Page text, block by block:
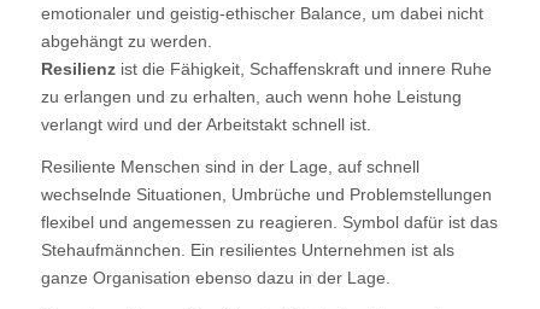
emotionaler und geistig-ethischer Balance, um dabei nicht
abgehängt zu werden.
Resilienzist die Fähigkeit, Schaffenskraft und innere Ruhe
zu erlangen und zu erhalten, auch wenn hohe Leistung
verlangt wird und der Arbeitstakt schnell ist.
Resiliente Menschen sind in der Lage, auf schnell
wechselnde Situationen, Umbrüche und Problemstellungen
flexibel und angemessen zu reagieren. Symbol dafür ist das
Stehaufmännchen. Ein resilientes Unternehmen ist als
ganze Organisation ebenso dazu in der Lage.